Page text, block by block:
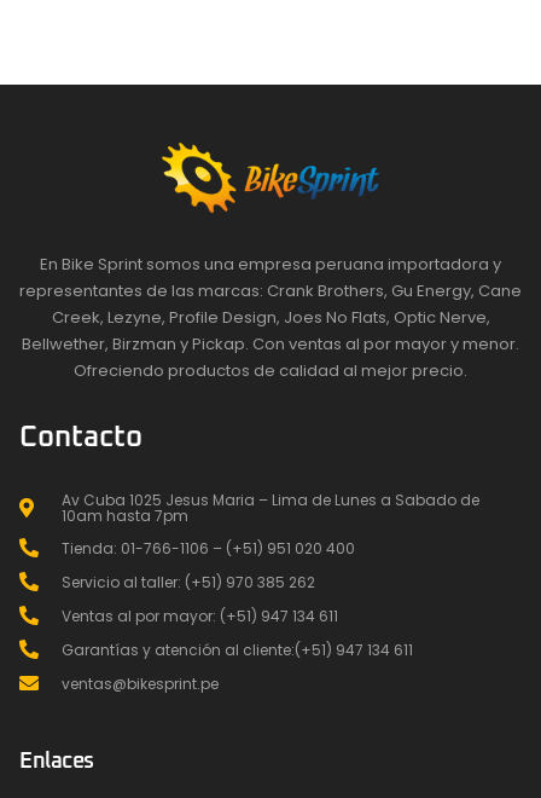
En Bike Sprint somos una empresa peruana importadora y
representantes de las marcas: Crank Brothers, Gu Energy, Cane
Creek, Lezyne, Profile Design, Joes No Flats, Optic Nerve,
Bellwether, Birzman y Pickap. Con ventas al por mayor y menor.
Ofreciendo productos de calidad al mejor precio.
Contacto
Av Cuba 1025 Jesus Maria – Lima de Lunes a Sabado de
10am hasta 7pm
Tienda: 01-766-1106 – (+51) 951 020 400
Servicio al taller: (+51) 970 385 262
Ventas al por mayor: (+51) 947 134 611
Garantías y atención al cliente:(+51) 947 134 611
ventas@bikesprint.pe
Enlaces